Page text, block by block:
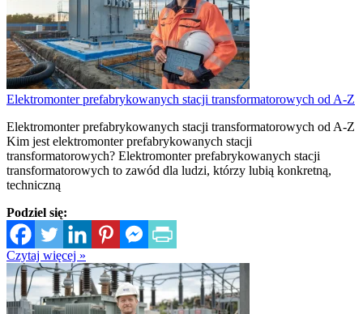
Elektromonter prefabrykowanych stacji transformatorowych od A-Z
Elektromonter prefabrykowanych stacji transformatorowych od A-Z
Kim jest elektromonter prefabrykowanych stacji
transformatorowych? Elektromonter prefabrykowanych stacji
transformatorowych to zawód dla ludzi, którzy lubią konkretną,
techniczną
Podziel się:
Czytaj więcej »